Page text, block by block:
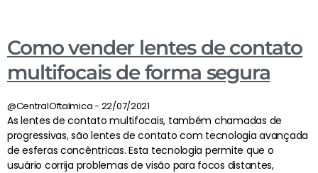
Como vender lentes de contato
multifocais de forma segura
@CentralOftalmica 22/07/2021
As lentes de contato multifocais, também chamadas de
progressivas, são lentes de contato com tecnologia avançada
de esferas concêntricas. Esta tecnologia permite que o
usuário corrija problemas de visão para focos distantes,